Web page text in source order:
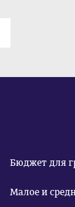
Бюджет для
Малое и